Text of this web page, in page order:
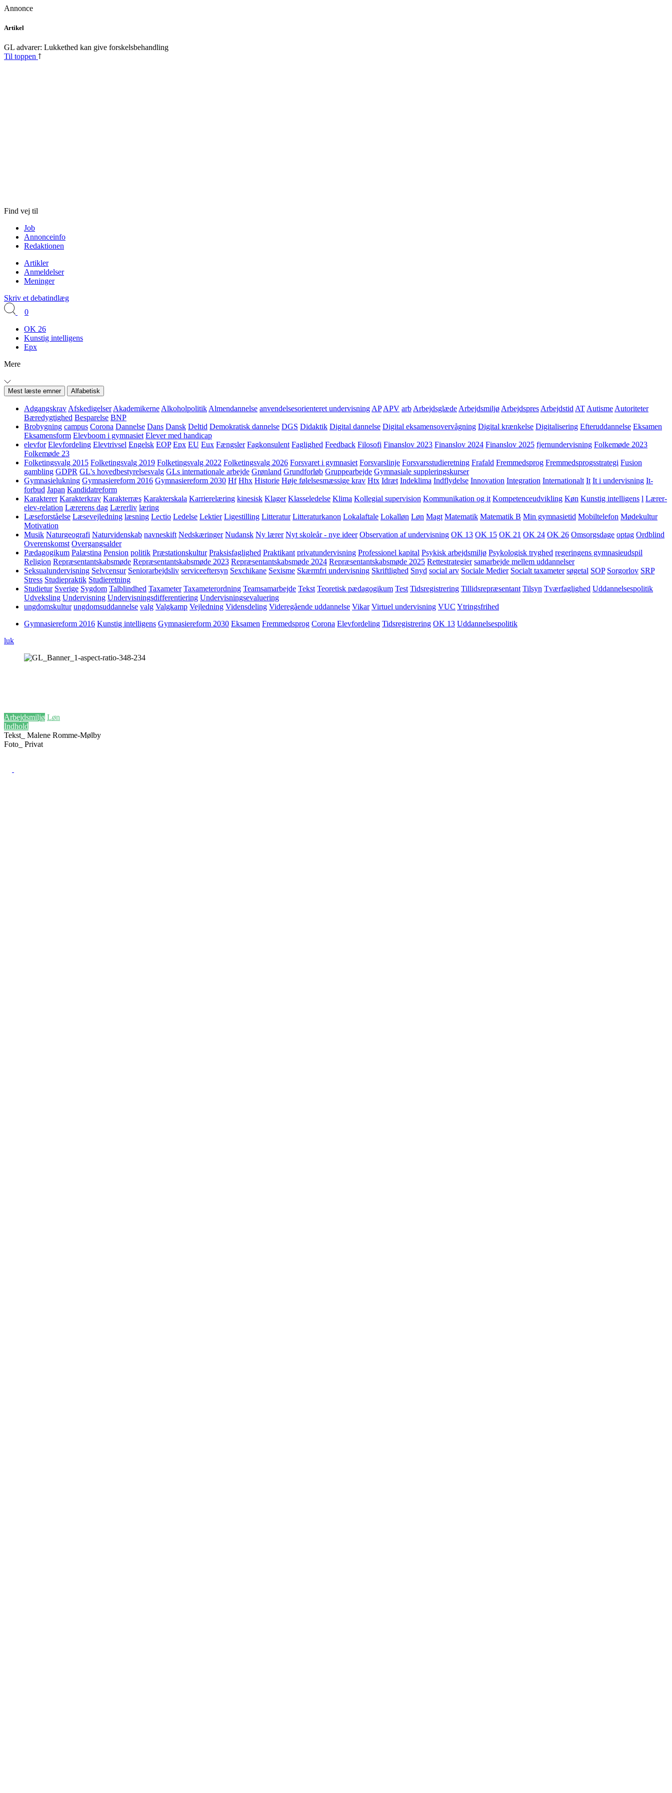
Annonce
Skip
content
Artikel
GL advarer: Lukkethed kan give forskelsbehandling
Til toppen
Find vej til
Job
Annonceinfo
Redaktionen
Artikler
Anmeldelser
Meninger
Skriv et debatindlæg
0
OK 26
Kunstig intelligens
Epx
Mere
Mest læste emner Alfabetisk
Adgangskrav Afskedigelser Akademikerne Alkoholpolitik Almendannelse anvendelsesorienteret undervisning AP APV arb Arbejdsglæde Arbejdsmiljø Arbejdspres Arbejdstid AT Autisme Autoriteter
Bæredygtighed Besparelse BNP
Brobygning campus Corona Dannelse Dans Dansk Deltid Demokratisk dannelse DGS Didaktik Digital dannelse Digital eksamensovervågning Digital krænkelse Digitalisering Efteruddannelse Eksamen
Eksamensform Elevboom i gymnasiet Elever med handicap
elevfor Elevfordeling Elevtrivsel Engelsk EOP Epx EU Eux Fængsler Fagkonsulent Faglighed Feedback Filosofi Finanslov 2023 Finanslov 2024 Finanslov 2025 fjernundervisning Folkemøde 2023
Folkemøde 23
Folketingsvalg 2015 Folketingsvalg 2019 Folketingsvalg 2022 Folketingsvalg 2026 Forsvaret i gymnasiet Forsvarslinje Forsvarsstudieretning Frafald Fremmedsprog Fremmedsprogsstrategi Fusion
gambling GDPR GL's hovedbestyrelsesvalg GLs internationale arbejde Grønland Grundforløb Gruppearbejde Gymnasiale suppleringskurser
Gymnasielukning Gymnasiereform 2016 Gymnasiereform 2030 Hf Hhx Historie Høje følelsesmæssige krav Htx Idræt Indeklima Indflydelse Innovation Integration Internationalt It It i undervisning It-
forbud Japan Kandidatreform
Karakterer Karakterkrav Karakterræs Karakterskala Karrierelæring kinesisk Klager Klasseledelse Klima Kollegial supervision Kommunikation og it Kompetenceudvikling Køn Kunstig intelligens l Lærer-
elev-relation Lærerens dag Lærerliv læring
Læseforståelse Læsevejledning læsning Lectio Ledelse Lektier Ligestilling Litteratur Litteraturkanon Lokalaftale Lokalløn Løn Magt Matematik Matematik B Min gymnasietid Mobiltelefon Mødekultur
Motivation
Musik Naturgeografi Naturvidenskab navneskift Nedskæringer Nudansk Ny lærer Nyt skoleår - nye ideer Observation af undervisning OK 13 OK 15 OK 21 OK 24 OK 26 Omsorgsdage optag Ordblind
Overenskomst Overgangsalder
Pædagogikum Palæstina Pension politik Præstationskultur Praksisfaglighed Praktikant privatundervisning Professionel kapital Psykisk arbejdsmiljø Psykologisk tryghed regeringens gymnasieudspil
Religion Repræsentantskabsmøde Repræsentantskabsmøde 2023 Repræsentantskabsmøde 2024 Repræsentantskabsmøde 2025 Rettestrategier samarbejde mellem uddannelser
Seksualundervisning Selvcensur Seniorarbejdsliv serviceeftersyn Sexchikane Sexisme Skærmfri undervisning Skriftlighed Snyd social arv Sociale Medier Socialt taxameter søgetal SOP Sorgorlov SRP
Stress Studiepraktik Studieretning
Studietur Sverige Sygdom Talblindhed Taxameter Taxameterordning Teamsamarbejde Tekst Teoretisk pædagogikum Test Tidsregistrering Tillidsrepræsentant Tilsyn Tværfaglighed Uddannelsespolitik
Udveksling Undervisning Undervisningsdifferentiering Undervisningsevaluering
ungdomskultur ungdomsuddannelse valg Valgkamp Vejledning Vidensdeling Videregående uddannelse Vikar Virtuel undervisning VUC Ytringsfrihed
Gymnasiereform 2016 Kunstig intelligens Gymnasiereform 2030 Eksamen Fremmedsprog Corona Elevfordeling Tidsregistrering OK 13 Uddannelsespolitik
luk
Arbejdsmiljø Løn
Indhold
Tekst_ Malene Romme-Mølby
Foto_ Privat